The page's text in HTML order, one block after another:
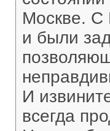
Москве. С
и были
И
всегда